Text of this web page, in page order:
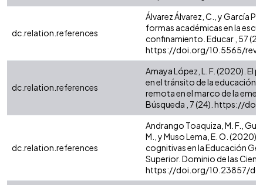
dc.relation.references
Álvarez Álvarez, C., y García
formas académicas en la
confinamiento. Educar , 57 (2),
https://doi.org/10.5565/rev/
dc.relation.references
Amaya López, L. F. (2020). El
en el tránsito de la educación
remota en el marco de la
Búsqueda , 7 (24). https://
dc.relation.references
Andrango Toaquiza, M. F.,
M., y Muso Lema, E. O.
cognitivas en la Educación
Superior. Dominio de las
https://doi.org/10.23857/